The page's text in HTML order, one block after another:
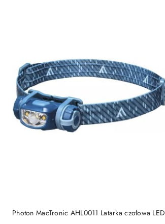
Photon MacTronic AHL0011 Latarka czołowa LED
PRODUKT NIEDOSTĘPNY